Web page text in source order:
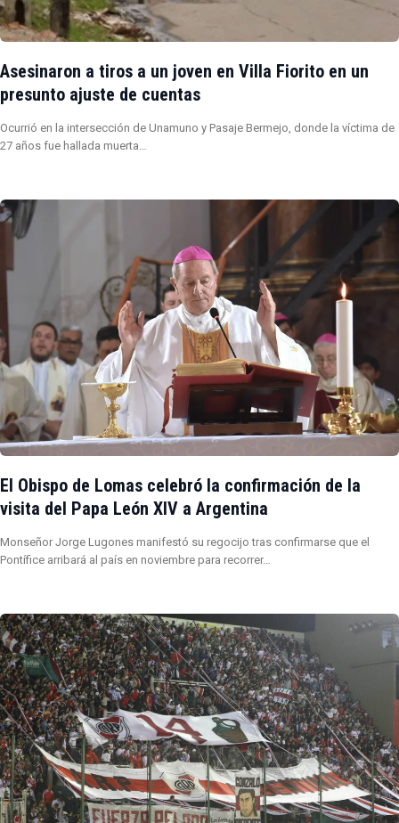
Asesinaron a tiros a un joven en Villa Fiorito en un
presunto ajuste de cuentas
Ocurrió en la intersección de Unamuno y Pasaje Bermejo, donde la víctima de
27 años fue hallada muerta…
El Obispo de Lomas celebró la confirmación de la
visita del Papa León XIV a Argentina
Monseñor Jorge Lugones manifestó su regocijo tras confirmarse que el
Pontífice arribará al país en noviembre para recorrer…